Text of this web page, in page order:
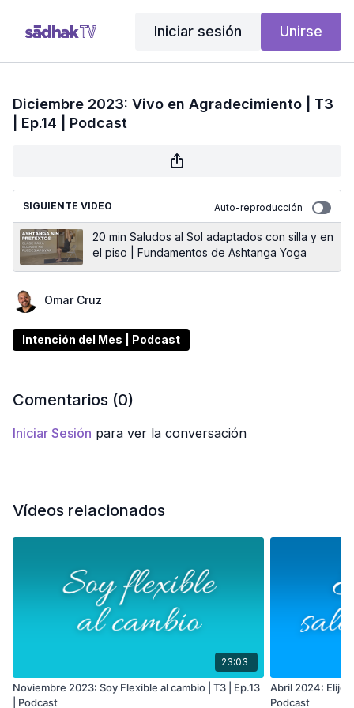
Iniciar sesión Unirse
Diciembre 2023: Vivo en Agradecimiento | T3
| Ep.14 | Podcast
SIGUIENTE VIDEO Auto-reproducción
20 min Saludos al Sol adaptados con silla y en
el piso | Fundamentos de Ashtanga Yoga
Omar Cruz
Intención del Mes | Podcast
Comentarios (0)
Iniciar Sesión para ver la conversación
Vídeos relacionados
23:03
Noviembre 2023: Soy Flexible al cambio | T3 | Ep.13
| Podcast
Abril 2024: Elijo
Podcast